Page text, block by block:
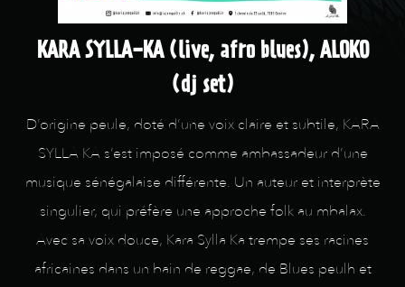
KARA SYLLA-KA (live, afro blues), ALOKO
(dj set)
D’origine peule, doté d’une voix claire et subtile, KARA
SYLLA KA s’est imposé comme ambassadeur d’une
musique sénégalaise différente. Un auteur et interprète
singulier, qui préfère une approche folk au mbalax.
Avec sa voix douce, Kara Sylla Ka trempe ses racines
africaines dans un bain de reggae, de Blues peulh et